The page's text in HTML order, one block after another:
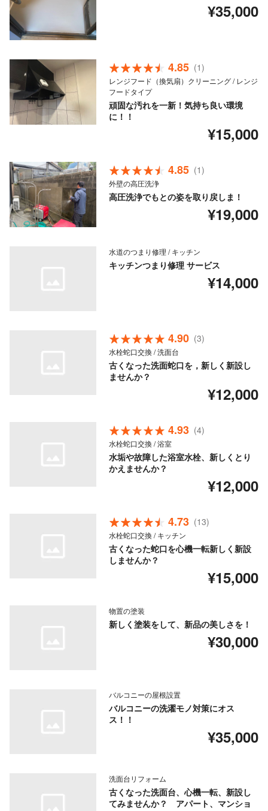
¥35,000
4.85 (1)
レンジフード（換気扇）クリーニング / レンジ
フードタイプ
頑固な汚れを一新！気持ち良い環境
に！！
¥15,000
4.85 (1)
外壁の高圧洗浄
高圧洗浄でもとの姿を取り戻しま！
¥19,000
水道のつまり修理 / キッチン
キッチンつまり修理 サービス
¥14,000
4.90 (3)
水栓蛇口交換 / 洗面台
古くなった洗面蛇口を，新しく新設し
ませんか？
¥12,000
4.93 (4)
水栓蛇口交換 / 浴室
水垢や故障した浴室水栓、新しくとり
かえませんか？
¥12,000
4.73 (13)
水栓蛇口交換 / キッチン
古くなった蛇口を心機一転新しく新設
しませんか？
¥15,000
物置の塗装
新しく塗装をして、新品の美しさを！
¥30,000
バルコニーの屋根設置
バルコニーの洗濯モノ対策にオス
ス！！
¥35,000
洗面台リフォーム
古くなった洗面台、心機一転、新設し
てみませんか？ アパート、マンショ